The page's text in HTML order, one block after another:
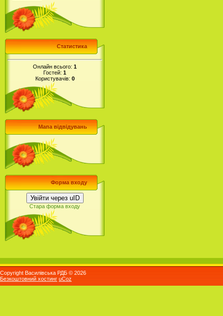
Статистика
Онлайн всього: 1
Гостей: 1
Користувачів: 0
Мапа відвідувань
Форма входу
Увійти через uID
Стара форма входу
Copyright Василівська РДБ © 2026
Безкоштовний хостинг uCoz